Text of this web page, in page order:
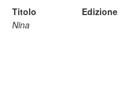
Titolo
Edizione
Nina